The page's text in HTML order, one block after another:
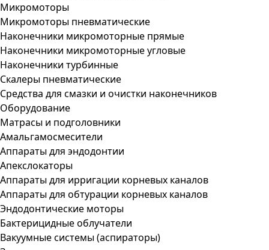
Микромоторы
Микромоторы пневматические
Наконечники микромоторные прямые
Наконечники микромоторные угловые
Наконечники турбинные
Скалеры пневматические
Средства для смазки и очистки наконечников
Оборудование
Матрасы и подголовники
Амальгамосмесители
Аппараты для эндодонтии
Апекслокаторы
Аппараты для ирригации корневых каналов
Аппараты для обтурации корневых каналов
Эндодонтические моторы
Бактерицидные облучатели
Вакуумные системы (аспираторы)